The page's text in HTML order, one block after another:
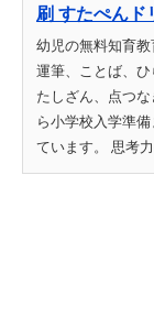
刷 すたぺんド
幼児の無料知育教
運筆、ことば、ひ
たしざん、点つ
ら小学校入学準
ています。 思考